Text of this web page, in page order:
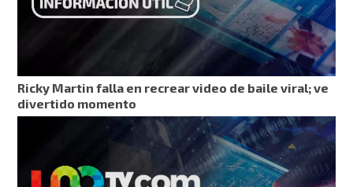
Ricky Martin falla en recrear video de baile viral; ve
divertido momento